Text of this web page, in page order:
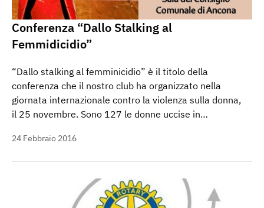
Conferenza “Dallo Stalking al
Femmidicidio”
“Dallo stalking al femminicidio” è il titolo della
conferenza che il nostro club ha organizzato nella
giornata internazionale contro la violenza sulla donna,
il 25 novembre. Sono 127 le donne uccise in…
24 Febbraio 2016